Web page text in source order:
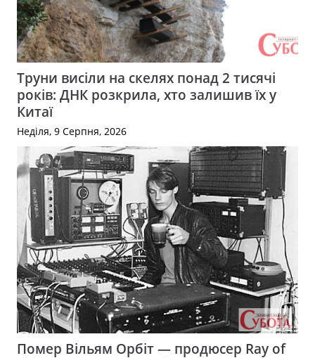
Труни висіли на скелях понад 2 тисячі
років: ДНК розкрила, хто залишив їх у
Китаї
Неділя, 9 Серпня, 2026
Помер Вільям Орбіт — продюсер Ray of